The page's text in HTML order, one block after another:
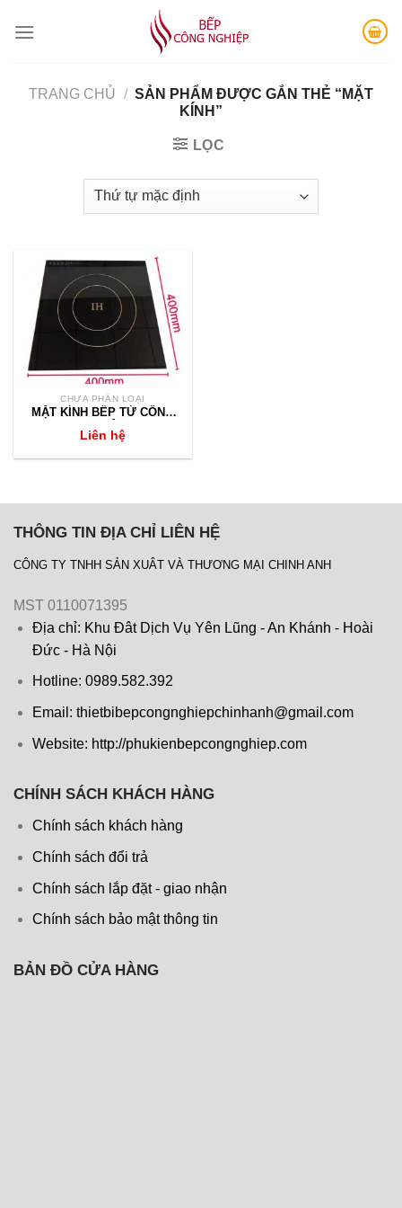
TRANG CHỦ / SẢN PHẨM ĐƯỢC GẮN THẺ “MẶT
KÍNH”
LỌC
CHƯA PHÂN LOẠI
MẶT KÍNH BẾP TỪ CÔNG
NGHIỆP
Liên hệ
THÔNG TIN ĐỊA CHỈ LIÊN HỆ
CÔNG TY TNHH SẢN XUÂT VÀ THƯƠNG MẠI CHINH ANH
MST 0110071395
Địa chỉ: Khu Đât Dịch Vụ Yên Lũng - An Khánh - Hoài
Đức - Hà Nội
Hotline: 0989.582.392
Email: thietbibepcongnghiepchinhanh@gmail.com
Website: http://phukienbepcongnghiep.com
CHÍNH SÁCH KHÁCH HÀNG
Chính sách khách hàng
Chính sách đổi trả
Chính sách lắp đặt - giao nhận
Chính sách bảo mật thông tin
BẢN ĐỒ CỬA HÀNG